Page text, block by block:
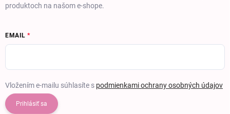
produktoch na našom e-shope.
EMAIL
Vložením e-mailu súhlasíte s podmienkami ochrany osobných údajov
Prihlásiť sa